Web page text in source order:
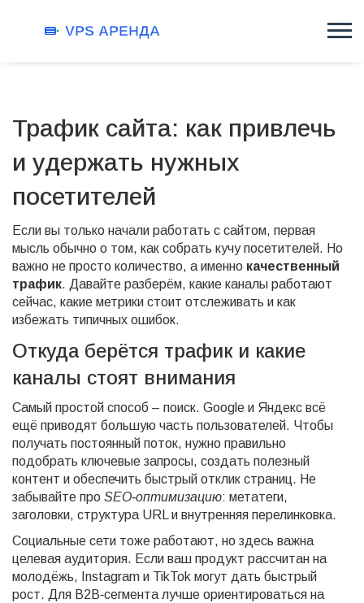
Трафик сайта: как привлечь
и удержать нужных
посетителей
Если вы только начали работать с сайтом, первая
мысль обычно о том, как собрать кучу посетителей. Но
важно не просто количество, а именно качественный
трафик. Давайте разберём, какие каналы работают
сейчас, какие метрики стоит отслеживать и как
избежать типичных ошибок.
Откуда берётся трафик и какие
каналы стоят внимания
Самый простой способ – поиск. Google и Яндекс всё
ещё приводят большую часть пользователей. Чтобы
получать постоянный поток, нужно правильно
подобрать ключевые запросы, создать полезный
контент и обеспечить быстрый отклик страниц. Не
забывайте про SEO‑оптимизацию: метатеги,
заголовки, структура URL и внутренняя перелинковка.
Социальные сети тоже работают, но здесь важна
целевая аудитория. Если ваш продукт рассчитан на
молодёжь, Instagram и TikTok могут дать быстрый
рост. Для B2B‑сегмента лучше ориентироваться на